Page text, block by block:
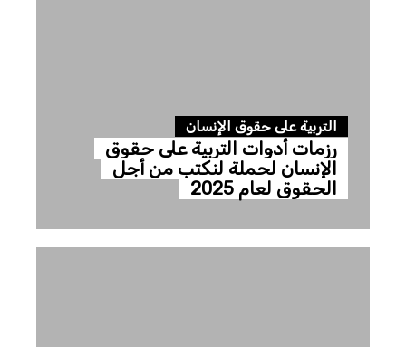
التربية على حقوق الإنسان
رزمات أدوات التربية على حقوق
الإنسان لحملة لنكتب من أجل
الحقوق لعام 2025